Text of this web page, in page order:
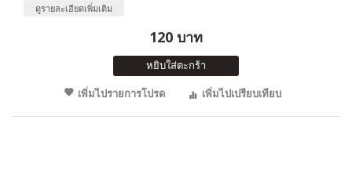
ดูรายละเอียดเพิ่มเติม
120 บาท
หยิบใส่ตะกร้า
เพิ่มไปรายการโปรด
เพิ่มไปเปรียบเทียบ